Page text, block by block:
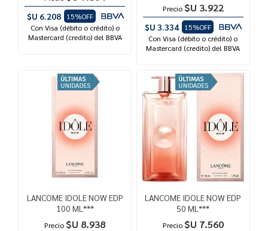
$U 6.208
15%OFF
Con Visa (débito o crédito) o
Mastercard (credito) del BBVA
Precio $U 3.922
$U 3.334
15%OFF
Con Visa (débito o crédito) o
Mastercard (credito) del BBVA
LANCOME IDOLE NOW EDP
100 ML***
Precio $U 8.938
LANCOME IDOLE NOW EDP
50 ML***
Precio $U 7.560